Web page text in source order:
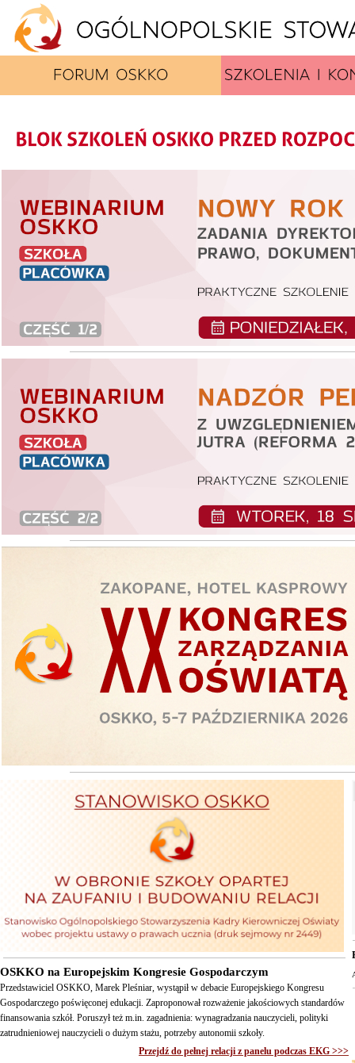
OSKKO na Europejskim Kongresie Gospodarczym
Przedstawiciel OSKKO, Marek Pleśniar, wystąpił w debacie Europejskiego Kongresu
Gospodarczego poświęconej edukacji. Zaproponował rozważenie jakościowych standardów
finansowania szkół. Poruszył też m.in. zagadnienia: wynagradzania nauczycieli, polityki
zatrudnieniowej nauczycieli o dużym stażu, potrzeby autonomii szkoły.
Przejdź do pełnej relacji z panelu podczas EKG >>>